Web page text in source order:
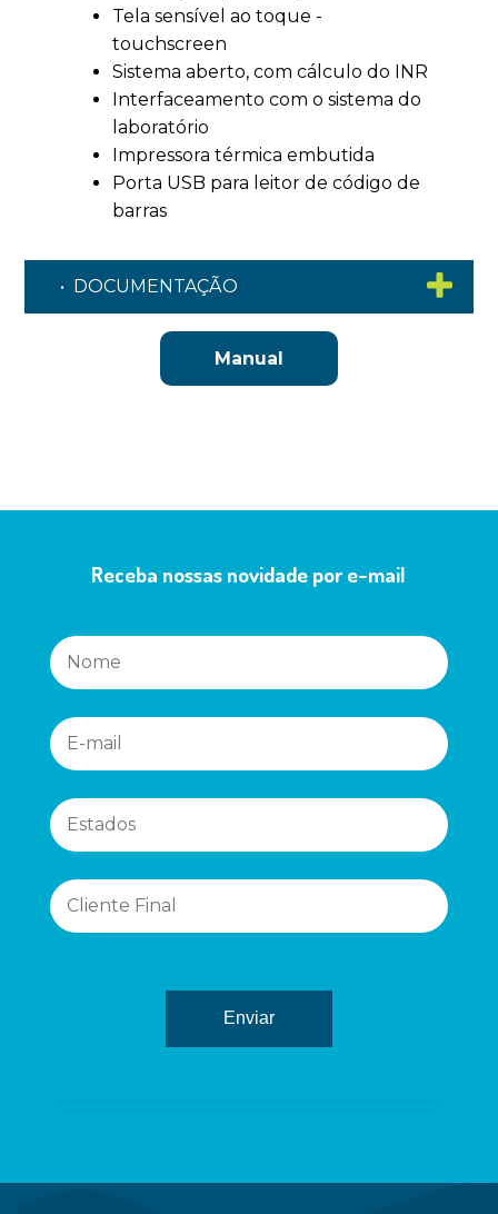
Tela sensível ao toque -
touchscreen
Sistema aberto, com cálculo do INR
Interfaceamento com o sistema do
laboratório
Impressora térmica embutida
Porta USB para leitor de código de
barras
• DOCUMENTAÇÃO
Manual
Receba nossas novidade por e-mail